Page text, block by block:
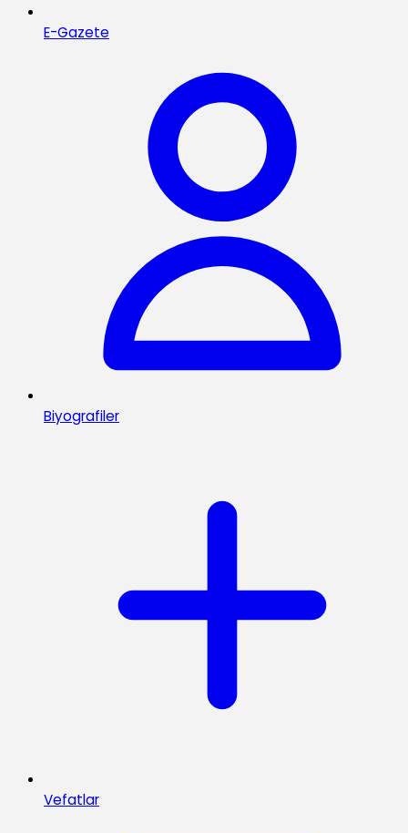
E-Gazete
Biyografiler
Vefatlar